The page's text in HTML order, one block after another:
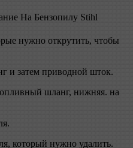
нужно открутить, чтобы
и затем приводной шток.
шланг, нижняя. на
который нужно удалить.